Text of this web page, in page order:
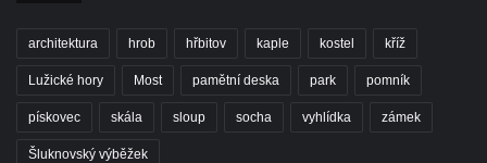
Vyhlídka Židovský vrch (Šluknov)
Vyhlídky na Hradci u Liběšic
Vyhlídka Havran (Rynoltice – Polesí)
Vyhlídka Vana (Sloup v Čechách)
architektura hrob hřbitov kaple kostel kříž
Lužické hory Most pamětní deska park pomník
pískovec skála sloup socha vyhlídka zámek
Šluknovský výběžek